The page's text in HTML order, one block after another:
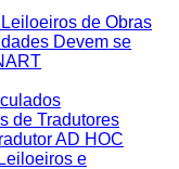
de Obras
Devem se
de Tradutores
AD HOC
e